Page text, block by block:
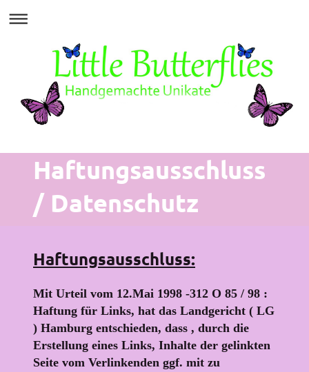
Haftungsausschluss
/ Datenschutz
Haftungsausschluss:
Mit Urteil vom 12.Mai 1998 -312 O 85 / 98 :
Haftung für Links, hat das Landgericht ( LG
) Hamburg entschieden, dass , durch die
Erstellung eines Links, Inhalte der gelinkten
Seite vom Verlinkenden ggf. mit zu